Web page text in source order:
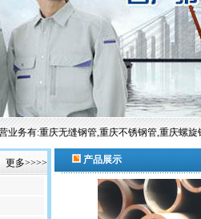
营业务有:重庆无缝钢管,重庆不锈钢管,重庆
更多>>>>
产品展示